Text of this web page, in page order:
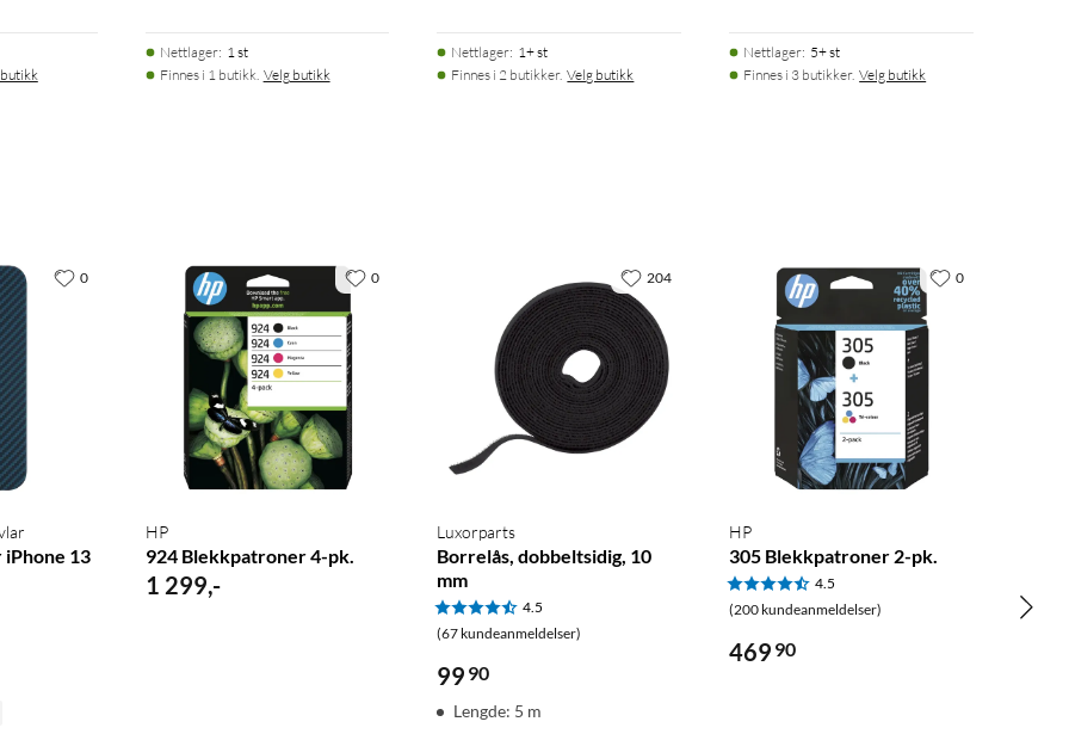
for strømming, videosamtaler og nedlastinger. Bluetooth
kan brukes med kompatible funksjoner som bygger på
filer og koble til kompatibelt tilbehør via kabel.
gir ekstra trygghet i regn og ved vannsprut. Konstruksjonen
2 i rammen.
Nettlager: 1 st
Finnes i 1 butikk. Velg butikk
Nettlager: 1+ st
Finnes i 2 butikker. Velg butikk
Nettlager: 5+ st
Finnes i 3 butikker. Velg butikk
iPhone 13
0
HP
924 Blekkpatroner 4-pk.
1 299,-
0
Luxorparts
Borrelås, dobbeltsidig, 10
mm
4.5
(67 kundeanmeldelser)
99 90
Lengde: 5 m
204
HP
305 Blekkpatroner 2-pk.
4.5
(200 kundeanmeldelser)
469 90
0